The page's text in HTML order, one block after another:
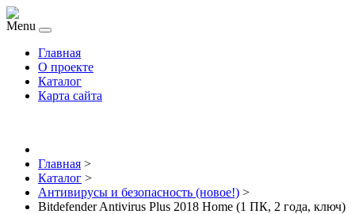
Menu
Главная
О проекте
Каталог
Карта сайта
Главная >
Каталог >
Антивирусы и безопасность (новое!) >
Bitdefender Antivirus Plus 2018 Home (1 ПК, 2 года, ключ)